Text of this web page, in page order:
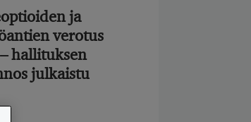
ja
verotus
hallituksen
julkaistu